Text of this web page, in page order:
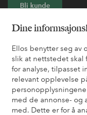
Dine
Ellos benytter seg av
slik at nettstedet skal
for analyse, tilpasset
relevant opplevelse
med de annonse- og
med. Dette er for å
Bli kunde
* Se tilbudsvilkår ved
Trenger du hjelp?
Du finner svar på de
også informasjon om